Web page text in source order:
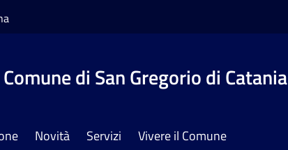
Comune di San Gregorio di Catania
Novità Servizi Vivere il Comune